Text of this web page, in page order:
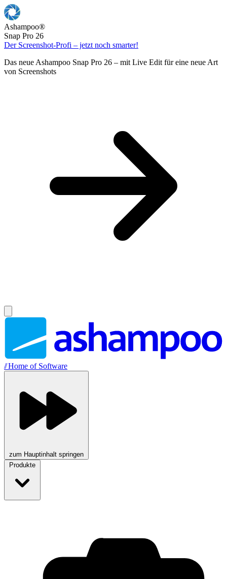
Ashampoo®
Snap Pro 26
Der Screenshot-Profi – jetzt noch smarter!
Das neue Ashampoo Snap Pro 26 – mit Live Edit für eine neue Art
von Screenshots
//Home of Software
zum Hauptinhalt springen
Produkte